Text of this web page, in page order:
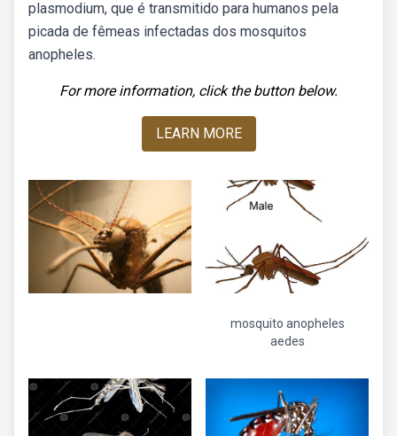
plasmodium, que é transmitido para humanos pela
picada de fêmeas infectadas dos mosquitos
anopheles.
For more information, click the button below.
LEARN MORE
mosquito anopheles
aedes